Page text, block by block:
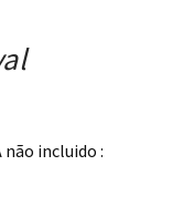
não incluido :